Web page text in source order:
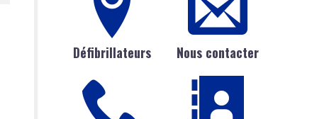
Défibrillateurs Nous contacter